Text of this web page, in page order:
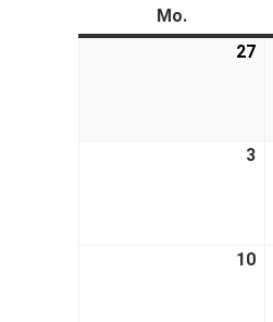
Mo.
27
3
10